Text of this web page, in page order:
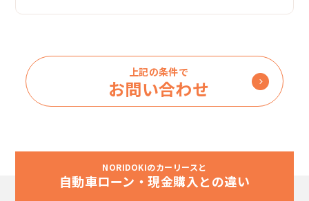
上記の条件で
お問い合わせ
NORIDOKIのカーリースと
自動車ローン・現金購入との違い